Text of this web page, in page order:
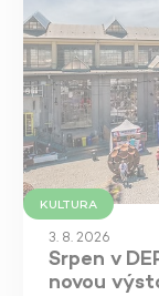
KULTURA
3. 8. 2026
Srpen v
novou